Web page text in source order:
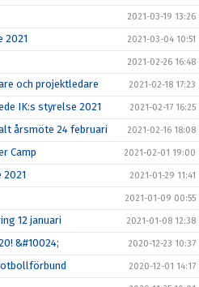
2021-03-19 13:26
2021 2021-03-04 10:51
2021-02-26 16:48
och projektledare 2021-02-18 17:23
IK:s styrelse 2021 2021-02-17 16:25
årsmöte 24 februari 2021-02-16 18:08
Camp 2021-02-01 19:00
2021-01-29 11:41
2021-01-09 00:55
12 januari 2021-01-08 12:38
&#10024; 2020-12-23 10:37
2020-12-01 14:17